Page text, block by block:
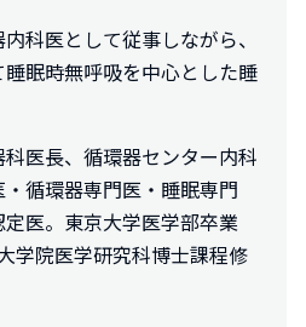
科医として従事しながら、
眠時無呼吸を中心とした睡
医長、循環器センター内科
循環器専門医・睡眠専門
医。東京大学医学部卒業
学院医学研究科博士課程修